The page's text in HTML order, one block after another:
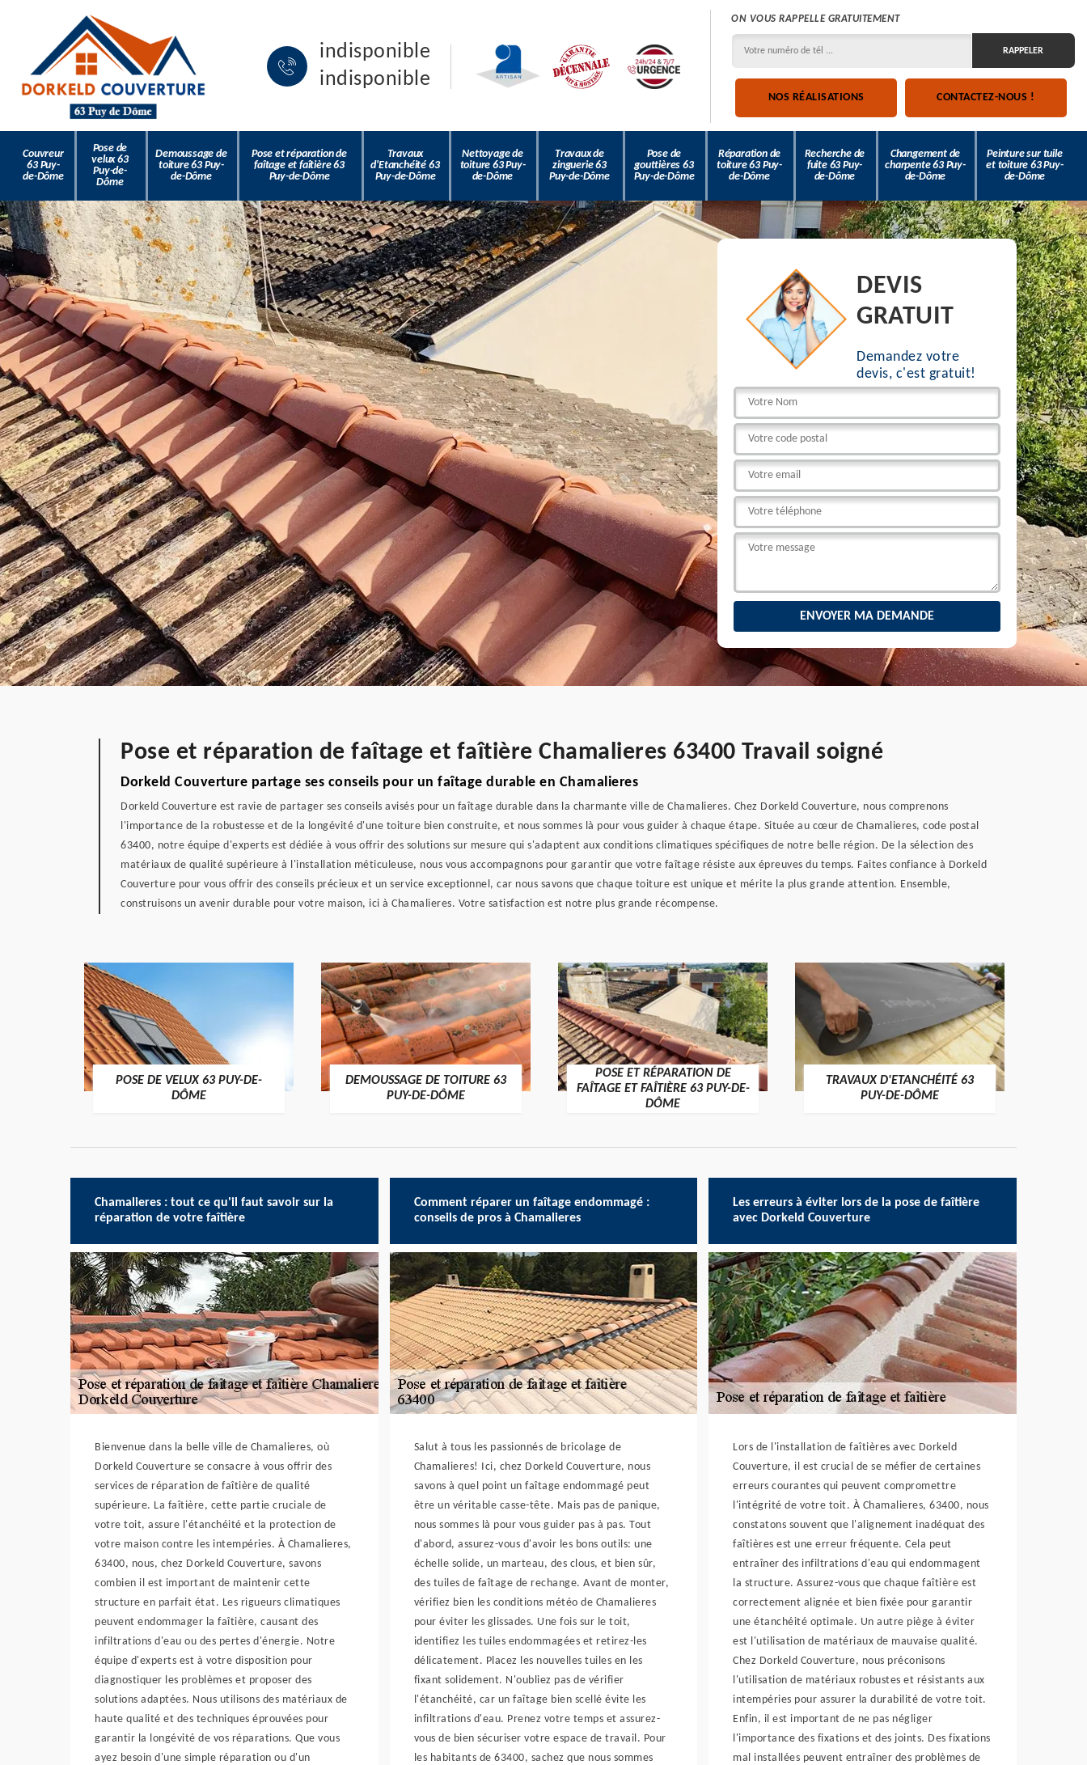
indisponible
indisponible
ON VOUS RAPPELLE GRATUITEMENT
NOS RÉALISATIONS CONTACTEZ-NOUS !
Couvreur
63 Puy-
de-Dôme
Pose de
velux 63
Puy-de-
Dôme
Demoussage de
toiture 63 Puy-
de-Dôme
Pose et réparation de
faîtage et faîtière 63
Puy-de-Dôme
Travaux
d'Etanchéité 63
Puy-de-Dôme
Nettoyage de
toiture 63 Puy-
de-Dôme
Travaux de
zinguerie 63
Puy-de-Dôme
Pose de
gouttières 63
Puy-de-Dôme
Réparation de
toiture 63 Puy-
de-Dôme
Recherche de
fuite 63 Puy-
de-Dôme
Changement de
charpente 63 Puy-
de-Dôme
Peinture sur tuile
et toiture 63 Puy-
de-Dôme
DEVIS
GRATUIT
Demandez votre
devis, c'est gratuit!
Pose et réparation de faîtage et faîtière Chamalieres 63400 Travail soigné
Dorkeld Couverture partage ses conseils pour un faîtage durable en Chamalieres
Dorkeld Couverture est ravie de partager ses conseils avisés pour un faîtage durable dans la charmante ville de Chamalieres. Chez Dorkeld Couverture, nous comprenons
l'importance de la robustesse et de la longévité d'une toiture bien construite, et nous sommes là pour vous guider à chaque étape. Située au cœur de Chamalieres, code postal
63400, notre équipe d'experts est dédiée à vous offrir des solutions sur mesure qui s'adaptent aux conditions climatiques spécifiques de notre belle région. De la sélection des
matériaux de qualité supérieure à l'installation méticuleuse, nous vous accompagnons pour garantir que votre faîtage résiste aux épreuves du temps. Faites confiance à Dorkeld
Couverture pour vous offrir des conseils précieux et un service exceptionnel, car nous savons que chaque toiture est unique et mérite la plus grande attention. Ensemble,
construisons un avenir durable pour votre maison, ici à Chamalieres. Votre satisfaction est notre plus grande récompense.
POSE DE VELUX 63 PUY-DE-
DÔME
DEMOUSSAGE DE TOITURE 63
PUY-DE-DÔME
POSE ET RÉPARATION DE
FAÎTAGE ET FAÎTIÈRE 63 PUY-DE-
DÔME
TRAVAUX D'ETANCHÉITÉ 63
PUY-DE-DÔME
Chamalieres : tout ce qu'il faut savoir sur la
réparation de votre faîtière
Bienvenue dans la belle ville de Chamalieres, où
Dorkeld Couverture se consacre à vous offrir des
services de réparation de faîtière de qualité
supérieure. La faîtière, cette partie cruciale de
votre toit, assure l'étanchéité et la protection de
votre maison contre les intempéries. À Chamalieres,
63400, nous, chez Dorkeld Couverture, savons
combien il est important de maintenir cette
structure en parfait état. Les rigueurs climatiques
peuvent endommager la faîtière, causant des
infiltrations d'eau ou des pertes d'énergie. Notre
équipe d'experts est à votre disposition pour
diagnostiquer les problèmes et proposer des
solutions adaptées. Nous utilisons des matériaux de
haute qualité et des techniques éprouvées pour
garantir la longévité de vos réparations. Que vous
ayez besoin d'une simple réparation ou d'un
Comment réparer un faîtage endommagé :
conseils de pros à Chamalieres
Salut à tous les passionnés de bricolage de
Chamalieres! Ici, chez Dorkeld Couverture, nous
savons à quel point un faîtage endommagé peut
être un véritable casse-tête. Mais pas de panique,
nous sommes là pour vous guider pas à pas. Tout
d'abord, assurez-vous d'avoir les bons outils: une
échelle solide, un marteau, des clous, et bien sûr,
des tuiles de faîtage de rechange. Avant de monter,
vérifiez bien les conditions météo de Chamalieres
pour éviter les glissades. Une fois sur le toit,
identifiez les tuiles endommagées et retirez-les
délicatement. Placez les nouvelles tuiles en les
fixant solidement. N'oubliez pas de vérifier
l'étanchéité, car un faîtage bien scellé évite les
infiltrations d'eau. Prenez votre temps et assurez-
vous de bien sécuriser votre espace de travail. Pour
les habitants de 63400, sachez que nous sommes
Les erreurs à éviter lors de la pose de faîtière
avec Dorkeld Couverture
Lors de l'installation de faîtières avec Dorkeld
Couverture, il est crucial de se méfier de certaines
erreurs courantes qui peuvent compromettre
l'intégrité de votre toit. À Chamalieres, 63400, nous
constatons souvent que l'alignement inadéquat des
faîtières est une erreur fréquente. Cela peut
entraîner des infiltrations d'eau qui endommagent
la structure. Assurez-vous que chaque faîtière est
correctement alignée et bien fixée pour garantir
une étanchéité optimale. Un autre piège à éviter
est l'utilisation de matériaux de mauvaise qualité.
Chez Dorkeld Couverture, nous préconisons
l'utilisation de matériaux robustes et résistants aux
intempéries pour assurer la durabilité de votre toit.
Enfin, il est important de ne pas négliger
l'importance des fixations et des joints. Des fixations
mal installées peuvent entraîner des problèmes de